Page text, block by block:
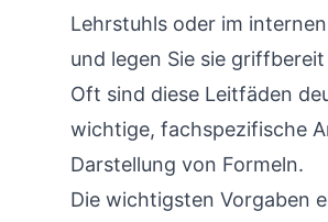
Lehrstuhls oder im
und legen Sie sie griffbereit
Oft sind diese Leitfäden
wichtige, fachspezifische
Darstellung von Formeln.
Die wichtigsten Vorgaben